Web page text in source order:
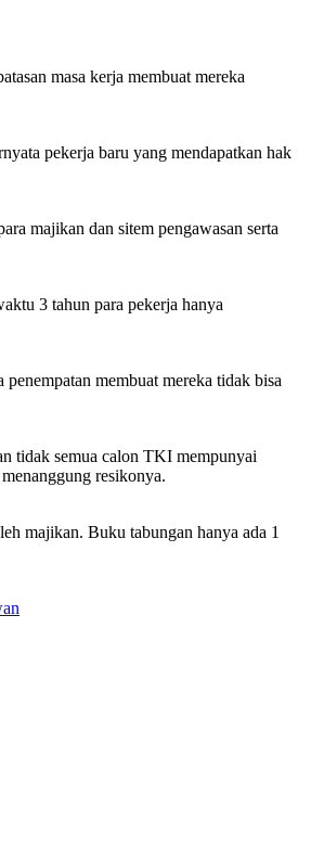
masa kerja membuat mereka
pekerja baru yang mendapatkan hak
majikan dan sitem pengawasan serta
3 tahun para pekerja hanya
membuat mereka tidak bisa
tidak semua calon TKI mempunyai
resikonya.
majikan. Buku tabungan hanya ada 1